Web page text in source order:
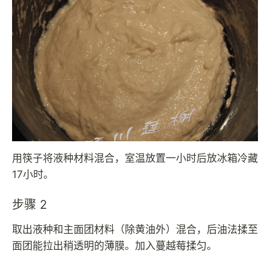
用筷子将液种材料混合，室温放置一小时后放冰箱冷藏
17小时。
步骤 2
取出液种和主面团材料（除黄油外）混合，后油法揉至
面团能拉出稍透明的薄膜。加入蔓越莓揉匀。